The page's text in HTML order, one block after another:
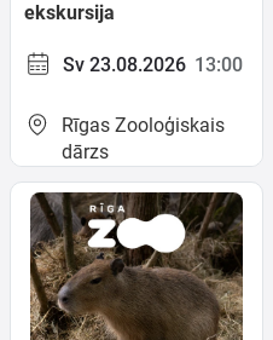
ekskursija
Sv 23.08.2026 13:00
Rīgas Zooloģiskais
dārzs